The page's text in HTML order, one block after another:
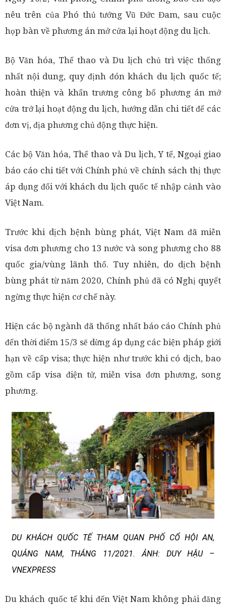
nêu trên của Phó thủ tướng Vũ Đức Đam, sau cuộc
họp bàn về phương án mở cửa lại hoạt động du lịch.
Bộ Văn hóa, Thể thao và Du lịch chủ trì việc thống
nhất nội dung, quy định đón khách du lịch quốc tế;
hoàn thiện và khẩn trương công bố phương án mở
cửa trở lại hoạt động du lịch, hướng dẫn chi tiết để các
đơn vị, địa phương chủ động thực hiện.
Các bộ Văn hóa, Thể thao và Du lịch, Y tế, Ngoại giao
báo cáo chi tiết với Chính phủ về chính sách thị thực
áp dụng đối với khách du lịch quốc tế nhập cảnh vào
Việt Nam.
Trước khi dịch bệnh bùng phát, Việt Nam đã miễn
visa đơn phương cho 13 nước và song phương cho 88
quốc gia/vùng lãnh thổ. Tuy nhiên, do dịch bệnh
bùng phát từ năm 2020, Chính phủ đã có Nghị quyết
ngừng thực hiện cơ chế này.
Hiện các bộ ngành đã thống nhất báo cáo Chính phủ
đến thời điểm 15/3 sẽ dừng áp dụng các biện pháp giới
hạn về cấp visa; thực hiện như trước khi có dịch, bao
gồm cấp visa điện tử, miễn visa đơn phương, song
phương.
DU KHÁCH QUỐC TẾ THAM QUAN PHỐ CỔ HỘI AN,
QUẢNG NAM, THÁNG 11/2021. ẢNH: DUY HẬU –
VNEXPRESS
Du khách quốc tế khi đến Việt Nam không phải đăng